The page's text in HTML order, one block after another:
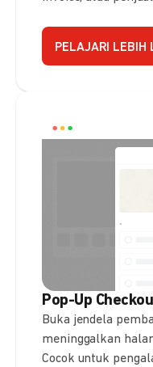
PELAJARI LEBIH
Pop-Up
Buka jendela
meninggalkan
Cocok untuk